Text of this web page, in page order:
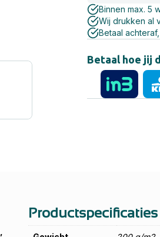
Binnen max. 5
Wij drukken al
Betaal
Betaal hoe jij
Productspecificaties